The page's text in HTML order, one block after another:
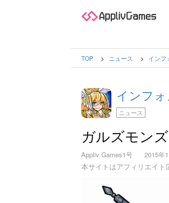
TOP ニュース インフ
インフ
ニュース
ガルズモン
Appliv Games1号 2015年
本サイトはアフィリエイト